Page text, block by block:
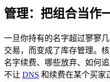
管理：把组合当作
一旦你持有的名字超过寥寥
交易，而变成了库存管理。
名字续费、哪些放弃、如何
不让 DNS 和续费在某个买家